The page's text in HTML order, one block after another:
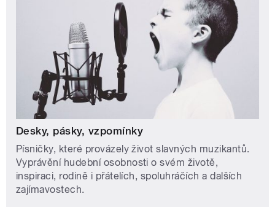
Desky, pásky, vzpomínky
Písničky, které provázely život slavných muzikantů.
Vyprávění hudební osobnosti o svém životě,
inspiraci, rodině i přátelích, spoluhráčích a dalších
zajímavostech.